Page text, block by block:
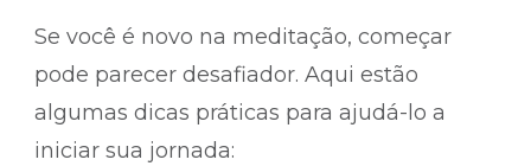
Se você é novo na meditação, começar
pode parecer desafiador. Aqui estão
algumas dicas práticas para ajudá-lo a
iniciar sua jornada: